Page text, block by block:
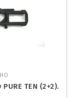
PURE TEN (2+2).